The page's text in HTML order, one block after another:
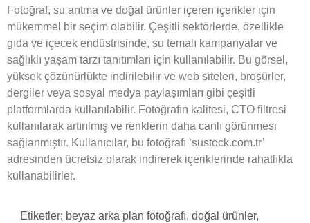
Fotoğraf, su arıtma ve doğal ürünler içeren içerikler için
mükemmel bir seçim olabilir. Çeşitli sektörlerde, özellikle
gıda ve içecek endüstrisinde, su temalı kampanyalar ve
sağlıklı yaşam tarzı tanıtımları için kullanılabilir. Bu görsel,
yüksek çözünürlükte indirilebilir ve web siteleri, broşürler,
dergiler veya sosyal medya paylaşımları gibi çeşitli
platformlarda kullanılabilir. Fotoğrafın kalitesi, CTO filtresi
kullanılarak artırılmış ve renklerin daha canlı görünmesi
sağlanmıştır. Kullanıcılar, bu fotoğrafı ‘sustock.com.tr’
adresinden ücretsiz olarak indirerek içeriklerinde rahatlıkla
kullanabilirler.
Etiketler: beyaz arka plan fotoğrafı, doğal ürünler,